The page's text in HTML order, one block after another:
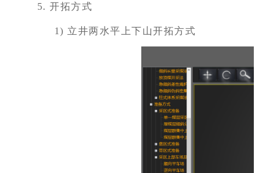
5.开拓方式
1) 立井两水平上下山开拓方式